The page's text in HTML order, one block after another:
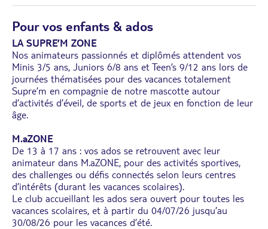
Pour vos enfants & ados
LA SUPRE’M ZONE
Nos animateurs passionnés et diplômés attendent vos
Minis 3/5 ans, Juniors 6/8 ans et Teen’s 9/12 ans lors de
journées thématisées pour des vacances totalement
Supre’m en compagnie de notre mascotte autour
d’activités d’éveil, de sports et de jeux en fonction de leur
âge.
M.aZONE
De 13 à 17 ans : vos ados se retrouvent avec leur
animateur dans M.aZONE, pour des activités sportives,
des challenges ou défis connectés selon leurs centres
d’intérêts (durant les vacances scolaires).
Le club accueillant les ados sera ouvert pour toutes les
vacances scolaires, et à partir du 04/07/26 jusqu’au
30/08/26 pour les vacances d’été.